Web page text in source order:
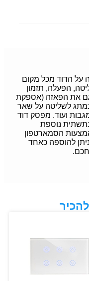
הדוד מכל מקום
הפעלה, תזמון
גם את הפאזה (אספקת
לשליטה על שאר
ועוד. מפסק דוד
נוספת
הסמארטפון
להוספה כאחד